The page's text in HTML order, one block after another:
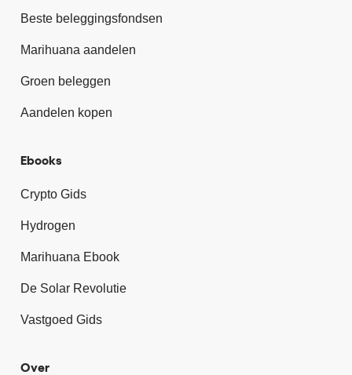
Beste beleggingsfondsen
Marihuana aandelen
Groen beleggen
Aandelen kopen
Ebooks
Crypto Gids
Hydrogen
Marihuana Ebook
De Solar Revolutie
Vastgoed Gids
Over